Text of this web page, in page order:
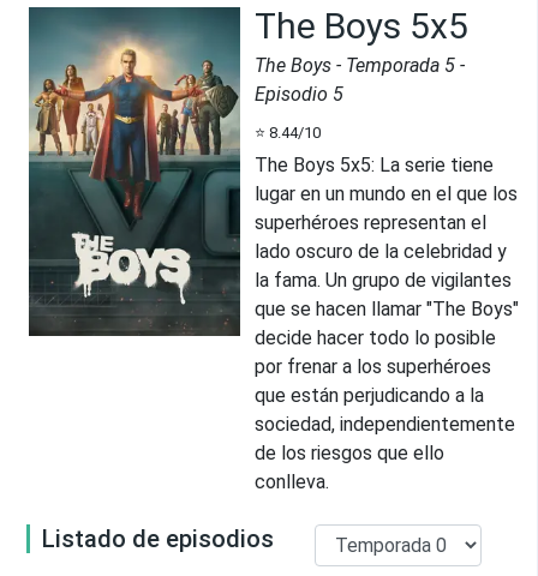
The Boys 5x5
The Boys - Temporada 5 -
Episodio 5
⭐ 8.44/10
The Boys 5x5: La serie tiene
lugar en un mundo en el que los
superhéroes representan el
lado oscuro de la celebridad y
la fama. Un grupo de vigilantes
que se hacen llamar "The Boys"
decide hacer todo lo posible
por frenar a los superhéroes
que están perjudicando a la
sociedad, independientemente
de los riesgos que ello
conlleva.
Listado de episodios